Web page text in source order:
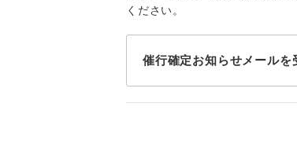
ください。
催行確定お知らせメールを